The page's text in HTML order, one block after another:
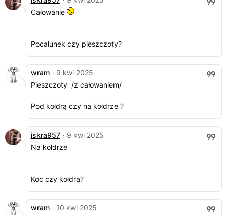
Całowanie
Pocałunek czy pieszczoty?
wram · 9 kwi 2025
Pieszczoty /z całowaniem/
Pod kołdrą czy na kołdrze ?
iskra957 · 9 kwi 2025
Na kołdrze
Koc czy kołdra?
wram · 10 kwi 2025